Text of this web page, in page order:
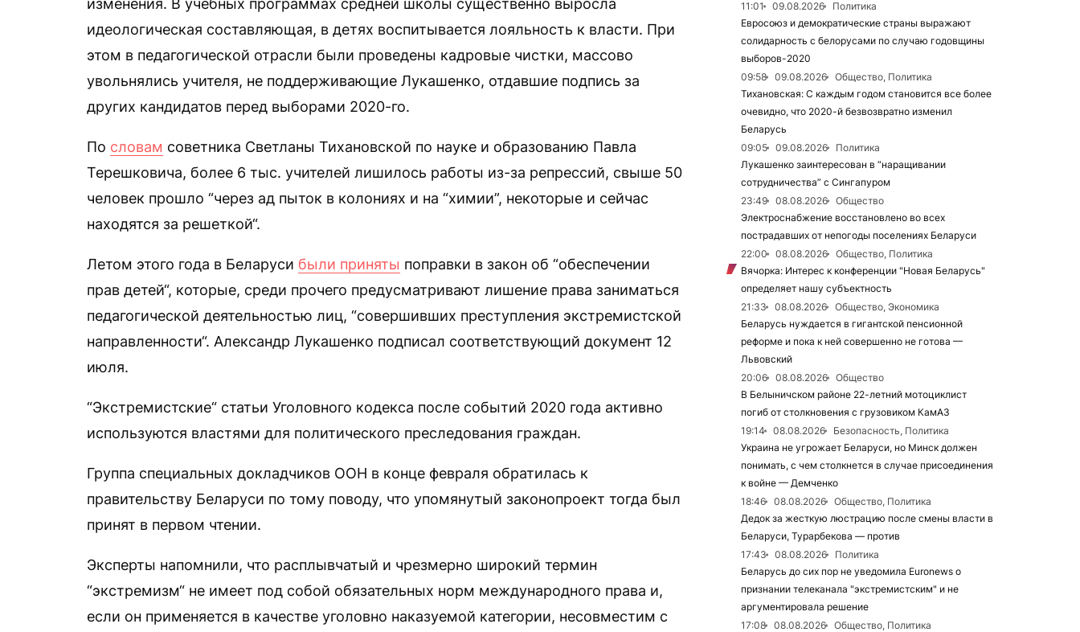
изменения. В учебных программах средней школы существенно выросла
идеологическая составляющая, в детях воспитывается лояльность к власти. При
этом в педагогической отрасли были проведены кадровые чистки, массово
увольнялись учителя, не поддерживающие Лукашенко, отдавшие подпись за
других кандидатов перед выборами 2020-го.
По словам советника Светланы Тихановской по науке и образованию Павла
Терешковича, более 6 тыс. учителей лишилось работы из-за репрессий, свыше 50
человек прошло “через ад пыток в колониях и на “химии”, некоторые и сейчас
находятся за решеткой“.
Летом этого года в Беларуси были приняты поправки в закон об “обеспечении
прав детей“, которые, среди прочего предусматривают лишение права заниматься
педагогической деятельностью лиц, “совершивших преступления экстремистской
направленности“. Александр Лукашенко подписал соответствующий документ 12
июля.
“Экстремистские“ статьи Уголовного кодекса после событий 2020 года активно
используются властями для политического преследования граждан.
Группа специальных докладчиков ООН в конце февраля обратилась к
правительству Беларуси по тому поводу, что упомянутый законопроект тогда был
принят в первом чтении.
Эксперты напомнили, что расплывчатый и чрезмерно широкий термин
“экстремизм“ не имеет под собой обязательных норм международного права и,
если он применяется в качестве уголовно наказуемой категории, несовместим с
11:01
09.08.2026
Политика
Евросоюз и демократические страны выражают
солидарность с белорусами по случаю годовщины
выборов-2020
09:58
09.08.2026
Общество, Политика
Тихановская: С каждым годом становится все более
очевидно, что 2020-й безвозвратно изменил
Беларусь
09:05
09.08.2026
Политика
Лукашенко заинтересован в “наращивании
сотрудничества” с Сингапуром
23:49
08.08.2026
Общество
Электроснабжение восстановлено во всех
пострадавших от непогоды поселениях Беларуси
22:00
08.08.2026
Общество, Политика
Вячорка: Интерес к конференции "Новая Беларусь"
определяет нашу субъектность
21:33
08.08.2026
Общество, Экономика
Беларусь нуждается в гигантской пенсионной
реформе и пока к ней совершенно не готова —
Львовский
20:06
08.08.2026
Общество
В Белыничском районе 22-летний мотоциклист
погиб от столкновения с грузовиком КамАЗ
19:14
08.08.2026
Безопасность, Политика
Украина не угрожает Беларуси, но Минск должен
понимать, с чем столкнется в случае присоединения
к войне — Демченко
18:46
08.08.2026
Общество, Политика
Дедок за жесткую люстрацию после смены власти в
Беларуси, Турарбекова — против
17:43
08.08.2026
Политика
Беларусь до сих пор не уведомила Euronews о
признании телеканала "экстремистским" и не
аргументировала решение
17:08
08.08.2026
Общество, Политика